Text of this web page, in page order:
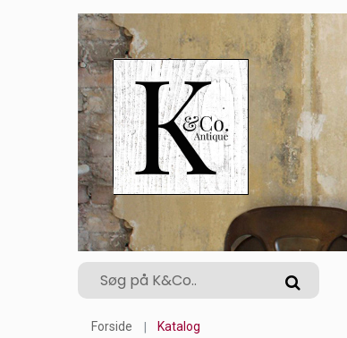
Forside Katalog